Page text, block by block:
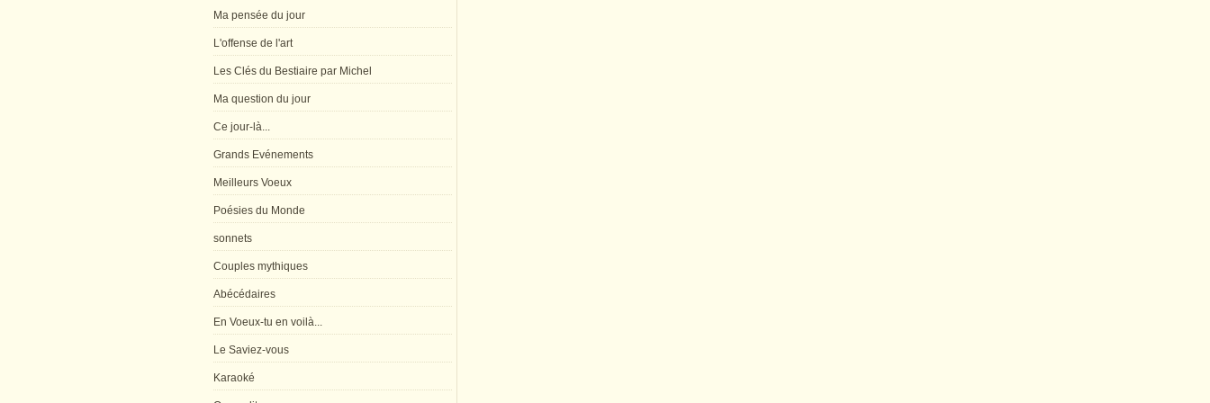
Ma pensée du jour
L'offense de l'art
Les Clés du Bestiaire par Michel
Ma question du jour
Ce jour-là...
Grands Evénements
Meilleurs Voeux
Poésies du Monde
sonnets
Couples mythiques
Abécédaires
En Voeux-tu en voilà...
Le Saviez-vous
Karaoké